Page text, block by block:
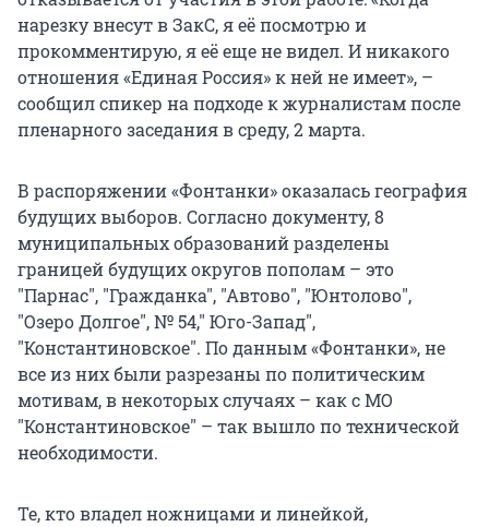
нарезку внесут в ЗакС, я её посмотрю и
прокомментирую, я её еще не видел. И никакого
отношения «Единая Россия» к ней не имеет», –
сообщил спикер на подходе к журналистам после
пленарного заседания в среду, 2 марта.
В распоряжении «Фонтанки» оказалась география
будущих выборов. Согласно документу, 8
муниципальных образований разделены
границей будущих округов пополам – это
"Парнас", "Гражданка", "Автово", "Юнтолово",
"Озеро Долгое", № 54," Юго-Запад",
"Константиновское". По данным «Фонтанки», не
все из них были разрезаны по политическим
мотивам, в некоторых случаях – как с МО
"Константиновское" – так вышло по технической
необходимости.
Те, кто владел ножницами и линейкой,